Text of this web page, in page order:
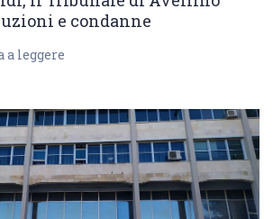
e condanne
a leggere